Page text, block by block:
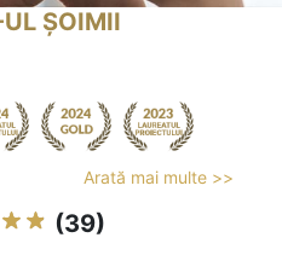
ȘOIMII
Arată mai multe >>
(39)